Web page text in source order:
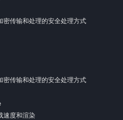
密传输和处理的安全处理方式
密传输和处理的安全处理方式
速度和渲染